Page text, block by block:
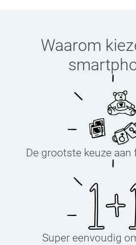
Waarom
De grootste keuze
Super eenvoudig